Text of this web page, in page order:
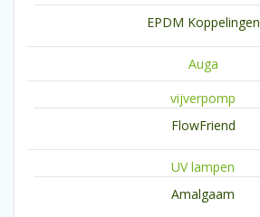
EPDM Koppelingen
Auga
vijverpomp
FlowFriend
UV lampen
Amalgaam